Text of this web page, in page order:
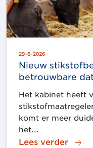
29-6-2026
Nieuw
betrouwbare
Het kabinet heeft
komt er meer
het...
Lees verder